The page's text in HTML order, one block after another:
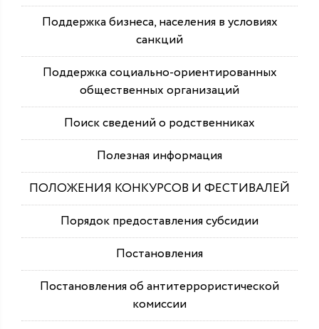
Поддержка бизнеса, населения в условиях
санкций
Поддержка социально-ориентированных
общественных организаций
Поиск сведений о родственниках
Полезная информация
ПОЛОЖЕНИЯ КОНКУРСОВ И ФЕСТИВАЛЕЙ
Порядок предоставления субсидии
Постановления
Постановления об антитеррористической
комиссии